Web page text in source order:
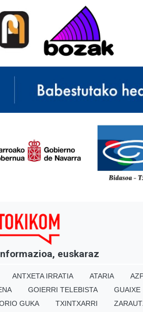
euskaraz
ANTXETA IRRATIA ATARIA
GOIERRI TELEBISTA
GUAIXE
GUKA TXINTXARRI